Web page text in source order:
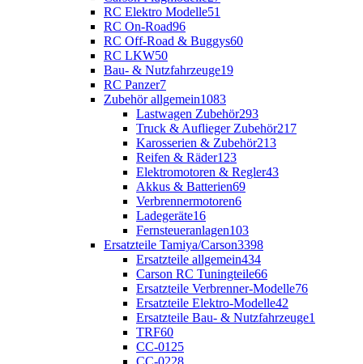
RC Elektro Modelle51
RC On-Road96
RC Off-Road & Buggys60
RC LKW50
Bau- & Nutzfahrzeuge19
RC Panzer7
Zubehör allgemein1083
Lastwagen Zubehör293
Truck & Auflieger Zubehör217
Karosserien & Zubehör213
Reifen & Räder123
Elektromotoren & Regler43
Akkus & Batterien69
Verbrennermotoren6
Ladegeräte16
Fernsteueranlagen103
Ersatzteile Tamiya/Carson3398
Ersatzteile allgemein434
Carson RC Tuningteile66
Ersatzteile Verbrenner-Modelle76
Ersatzteile Elektro-Modelle42
Ersatzteile Bau- & Nutzfahrzeuge1
TRF60
CC-01 25
CC-0228